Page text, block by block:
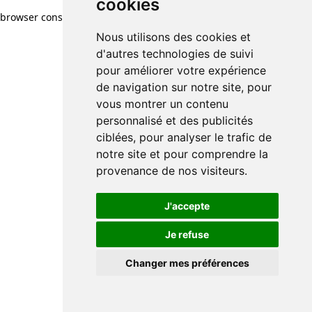
cookies
Nous utilisons des cookies et
d'autres technologies de suivi
pour améliorer votre expérience
de navigation sur notre site, pour
vous montrer un contenu
personnalisé et des publicités
ciblées, pour analyser le trafic de
notre site et pour comprendre la
provenance de nos visiteurs.
J'accepte
Je refuse
Changer mes préférences
cookies
Nous utilisons des cookies et
d'autres technologies de suivi
pour améliorer votre expérience
de navigation sur notre site, pour
vous montrer un contenu
personnalisé et des publicités
ciblées, pour analyser le trafic de
notre site et pour comprendre la
provenance de nos visiteurs.
J'accepte
Je refuse
Changer mes préférences
browser console for more information)